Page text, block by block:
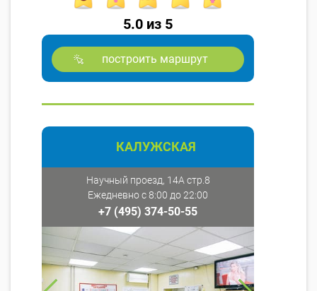
5.0 из 5
построить маршрут
КАЛУЖСКАЯ
Научный проезд, 14А стр.8
Ежедневно с 8:00 до 22:00
+7 (495) 374-50-55